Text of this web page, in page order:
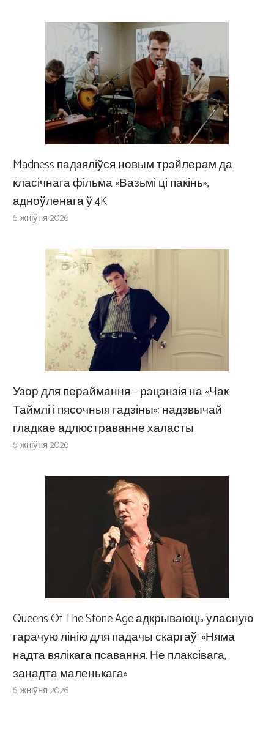
Madness падзяліўся новым трэйлерам да
класічнага фільма «Вазьмі ці пакінь»,
адноўленага ў 4K
6 жніўня 2026
Узор для пераймання – рэцэнзія на «Чак
Таймлі і пясочныя гадзіны»: надзвычай
гладкае адлюстраванне халасты
6 жніўня 2026
Queens Of The Stone Age адкрываюць уласную
гарачую лінію для падачы скаргаў: «Няма
надта вялікага псавання. Не плаксівага,
занадта маленькага»
6 жніўня 2026